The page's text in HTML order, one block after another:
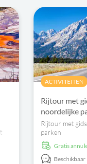
ACTIVITEITEN
Rijtour met
noordelijke
Rijtour met
parken
Gratis
Beschikbaar